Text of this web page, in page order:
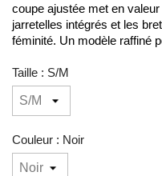
coupe ajustée met en
jarretelles intégrés et les
féminité. Un modèle raffiné
Taille : S/M
Couleur : Noir